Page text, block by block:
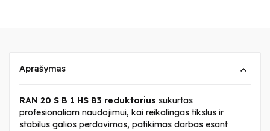
Aprašymas
RAN 20 S B 1 HS B3 reduktorius sukurtas
profesionaliam naudojimui, kai reikalingas tikslus ir
stabilus galios perdavimas, patikimas darbas esant